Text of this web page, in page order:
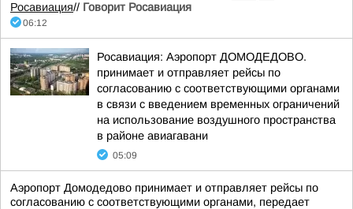
Росавиация// Говорит Росавиация
06:12
Росавиация: Аэропорт ДОМОДЕДОВО.
принимает и отправляет рейсы по
согласованию с соответствующими органами
в связи с введением временных ограничений
на использование воздушного пространства
в районе авиагавани
05:09
Аэропорт Домодедово принимает и отправляет рейсы по
согласованию с соответствующими органами, передает